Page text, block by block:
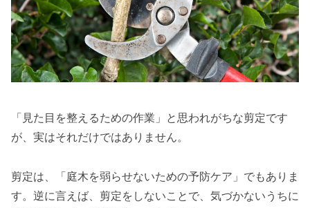
「見た目を整えるための作業」と思われがちな剪定です
が、実はそれだけではありません。
剪定は、「庭木を弱らせないための予防ケア」でもありま
す。逆に言えば、剪定をしないことで、気づかないうちに